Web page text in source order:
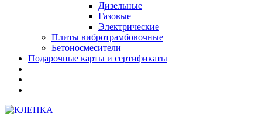
Дизельные
Газовые
Электрические
Плиты вибротрамбовочные
Бетоносмесители
Подарочные карты и сертификаты